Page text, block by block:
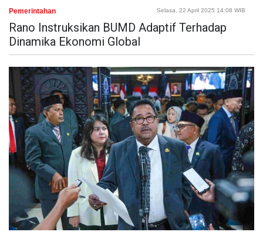
Pemerintahan Selasa, 22 April 2025 14:08 WIB
Rano Instruksikan BUMD Adaptif Terhadap
Dinamika Ekonomi Global